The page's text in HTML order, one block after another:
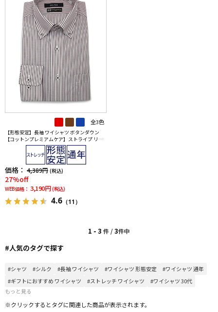
全3色
【形態安定】長袖 ワイシャツ ボタンダウン
【コットンプレミアムケア】ストライプ リッ
ケンバッカー 通年
価格： 4,389円 (税込)
27%off
WEB価格： 3,190円 (税込)
4.6 （11）
1 - 3 件 /3件中
#人気のタグで探す
#シャツ #シルク #長袖 ワイシャツ #ワイシャツ 形態安定
#ワイシャツ 通年
#ギフトにおすすめ ワイシャツ
#ストレッチ ワイシャツ
#ワイシャツ 30代
もっと見る
※クリックするとタグに関連した商品が表示されます。